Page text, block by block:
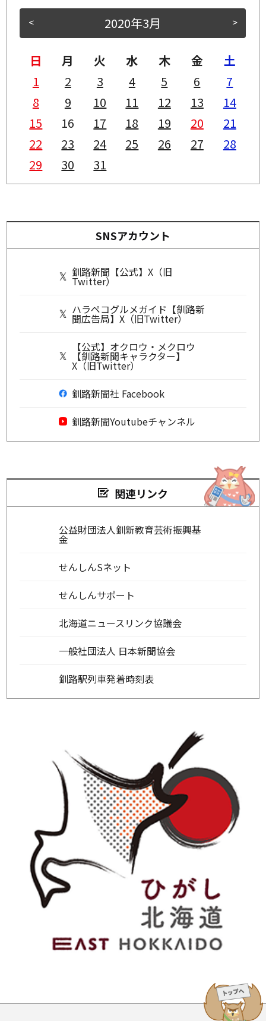
< >
2020年3月
日 月 火 水 木 金
土
1
2 3 4 5 6
7
8
9 10 11 12 13
14
15
16 17 18 19 20
21
22
23 24 25 26 27
28
29
30 31
SNSアカウント
釧路新聞【公式】X（旧
Twitter）
ハラペコグルメガイド【釧路新
聞広告局】X（旧Twitter）
【公式】オクロウ・メクロウ
【釧路新聞キャラクター】
X（旧Twitter）
釧路新聞社 Facebook
釧路新聞Youtubeチャンネル
関連リンク
公益財団法人釧新教育芸術振興基
金
せんしんSネット
せんしんサポート
北海道ニュースリンク協議会
一般社団法人 日本新聞協会
釧路駅列車発着時刻表